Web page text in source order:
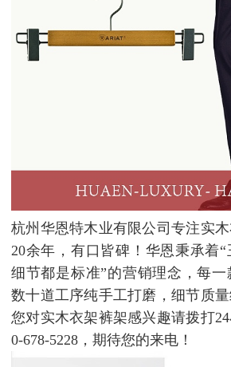
杭州华恩特木业有限公司专注实
20余年，有口皆碑！华恩秉承着
细节都是标准”的营销理念，每
数十道工序纯手工打磨，细节质
您对实木衣架裤架感兴趣请拨打
0-678-5228，期待您的来电！